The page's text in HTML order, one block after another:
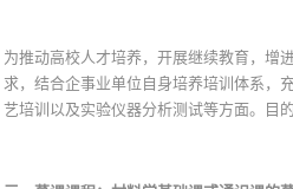
为推动高校人才培养，开展继续教育，增
求，结合企事业单位自身培养培训体系，
艺培训以及实验仪器分析测试等方面。目